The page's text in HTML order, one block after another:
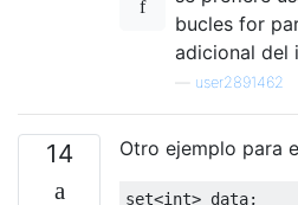
bucles for
adicional del
user2891462
14 Otro ejemplo para
set<int> data;